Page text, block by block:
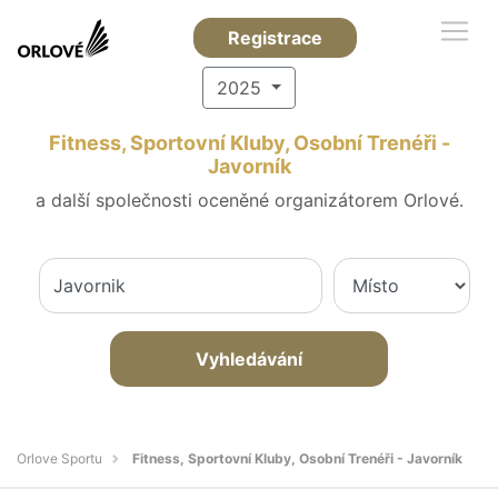
Registrace
2025
Fitness, Sportovní Kluby, Osobní Trenéři -
Javorník
a další společnosti oceněné organizátorem Orlové.
Vyhledávání
Orlove Sportu Fitness, Sportovní Kluby, Osobní Trenéři - Javorník